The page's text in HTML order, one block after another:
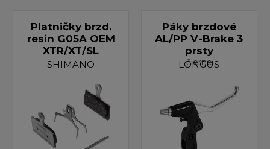
Platničky brzd.
resin G05A OEM
XTR/XT/SL
SHIMANO
Páky brzdové
AL/PP V-Brake 3
prsty
čierne
LONGUS